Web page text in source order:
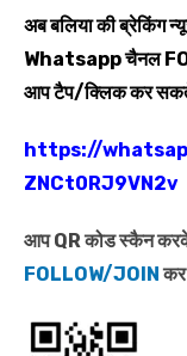
अब बलिया की ब्रेकिंग
Whatsappचैनल
आप टैप/क्लिक कर
https://
ZNCt0RJ9VN2v
आप QR कोड स्कैन
FOLLOW/JOIN